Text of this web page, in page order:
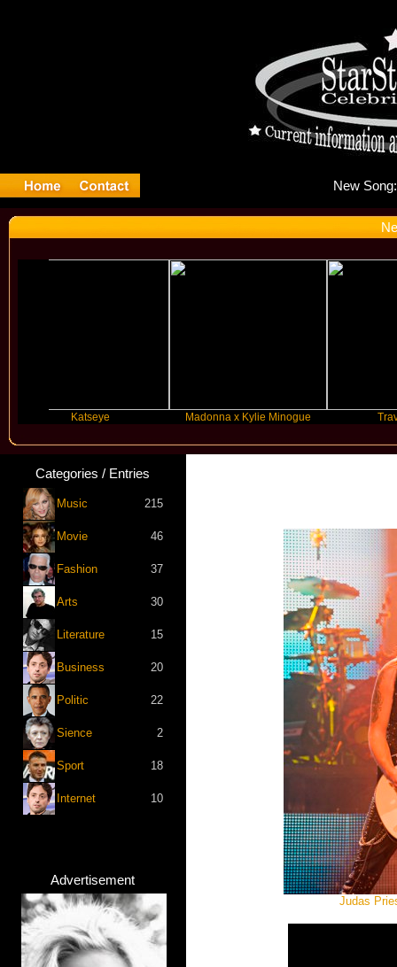
Madonna x Kylie Minogue Travis Scott
Categories / Entries
Music 215
Movie 46
Fashion 37
Arts 30
Literature 15
Business 20
Politic 22
Sience 2
Sport 18
Internet 10
Advertisement
Judas